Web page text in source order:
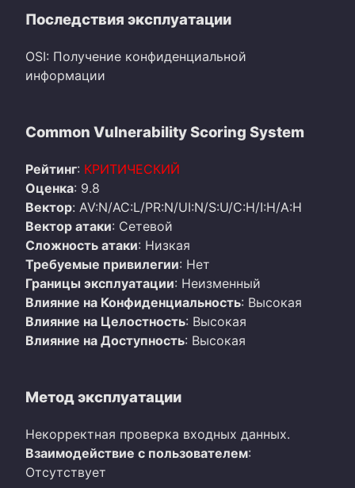
Последствия эксплуатации
OSI: Получение конфиденциальной
информации
Common Vulnerability Scoring System
Рейтинг: КРИТИЧЕСКИЙ
Оценка: 9.8
Вектор: AV:N/AC:L/PR:N/UI:N/S:U/C:H/I:H/A:H
Вектор атаки: Сетевой
Сложность атаки: Низкая
Требуемые привилегии: Нет
Границы эксплуатации: Неизменный
Влияние на Конфиденциальность: Высокая
Влияние на Целостность: Высокая
Влияние на Доступность: Высокая
Метод эксплуатации
Некорректная проверка входных данных.
Взаимодействие с пользователем:
Отсутствует